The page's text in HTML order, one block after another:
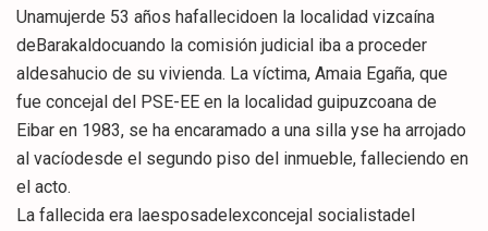
Unamujerde 53 años hafallecidoen la localidad vizcaína
deBarakaldocuando la comisión judicial iba a proceder
aldesahucio de su vivienda. La víctima, Amaia Egaña, que
fue concejal del PSE-EE en la localidad guipuzcoana de
Eibar en 1983, se ha encaramado a una silla yse ha arrojado
al vacíodesde el segundo piso del inmueble, falleciendo en
el acto.
La fallecida era laesposadelexconcejal socialistadel